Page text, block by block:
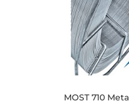
MOST 710